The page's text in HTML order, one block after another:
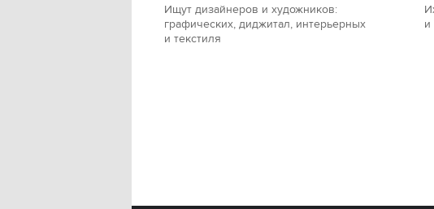
Ищут дизайнеров и художников:
графических, диджитал, интерьерных
и текстиля
и